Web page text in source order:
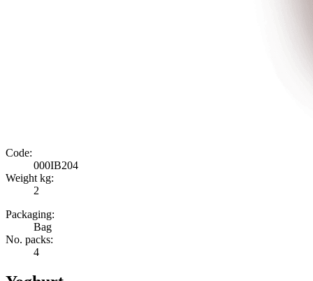
Code:
000IB204
Weight kg:
2
Packaging:
Bag
No. packs:
4